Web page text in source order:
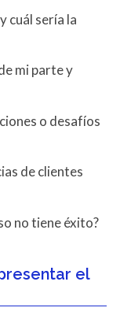
cuál sería la
mi parte y
o desafíos
de clientes
no tiene éxito?
el